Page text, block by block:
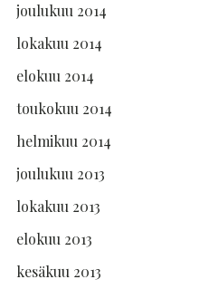
joulukuu 2014
lokakuu 2014
elokuu 2014
toukokuu 2014
helmikuu 2014
joulukuu 2013
lokakuu 2013
elokuu 2013
kesäkuu 2013